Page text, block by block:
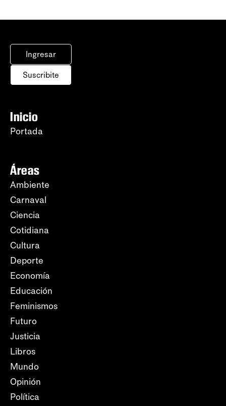
Ingresar
Suscribite
Inicio
Portada
Áreas
Ambiente
Carnaval
Ciencia
Cotidiana
Cultura
Deporte
Economía
Educación
Feminismos
Futuro
Justicia
Libros
Mundo
Opinión
Política